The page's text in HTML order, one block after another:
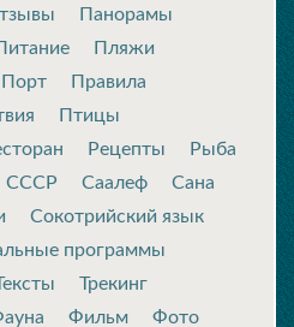
Панорамы
Пляжи
Порт
Правила
Птицы
Рецепты
Рыба
СССР Саалеф
Сана
Сокотрийский язык
программы
Трекинг
Фильм Фото